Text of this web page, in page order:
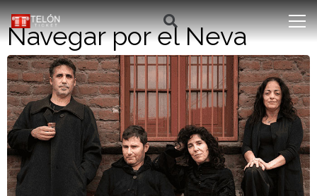
Navegar por el Neva